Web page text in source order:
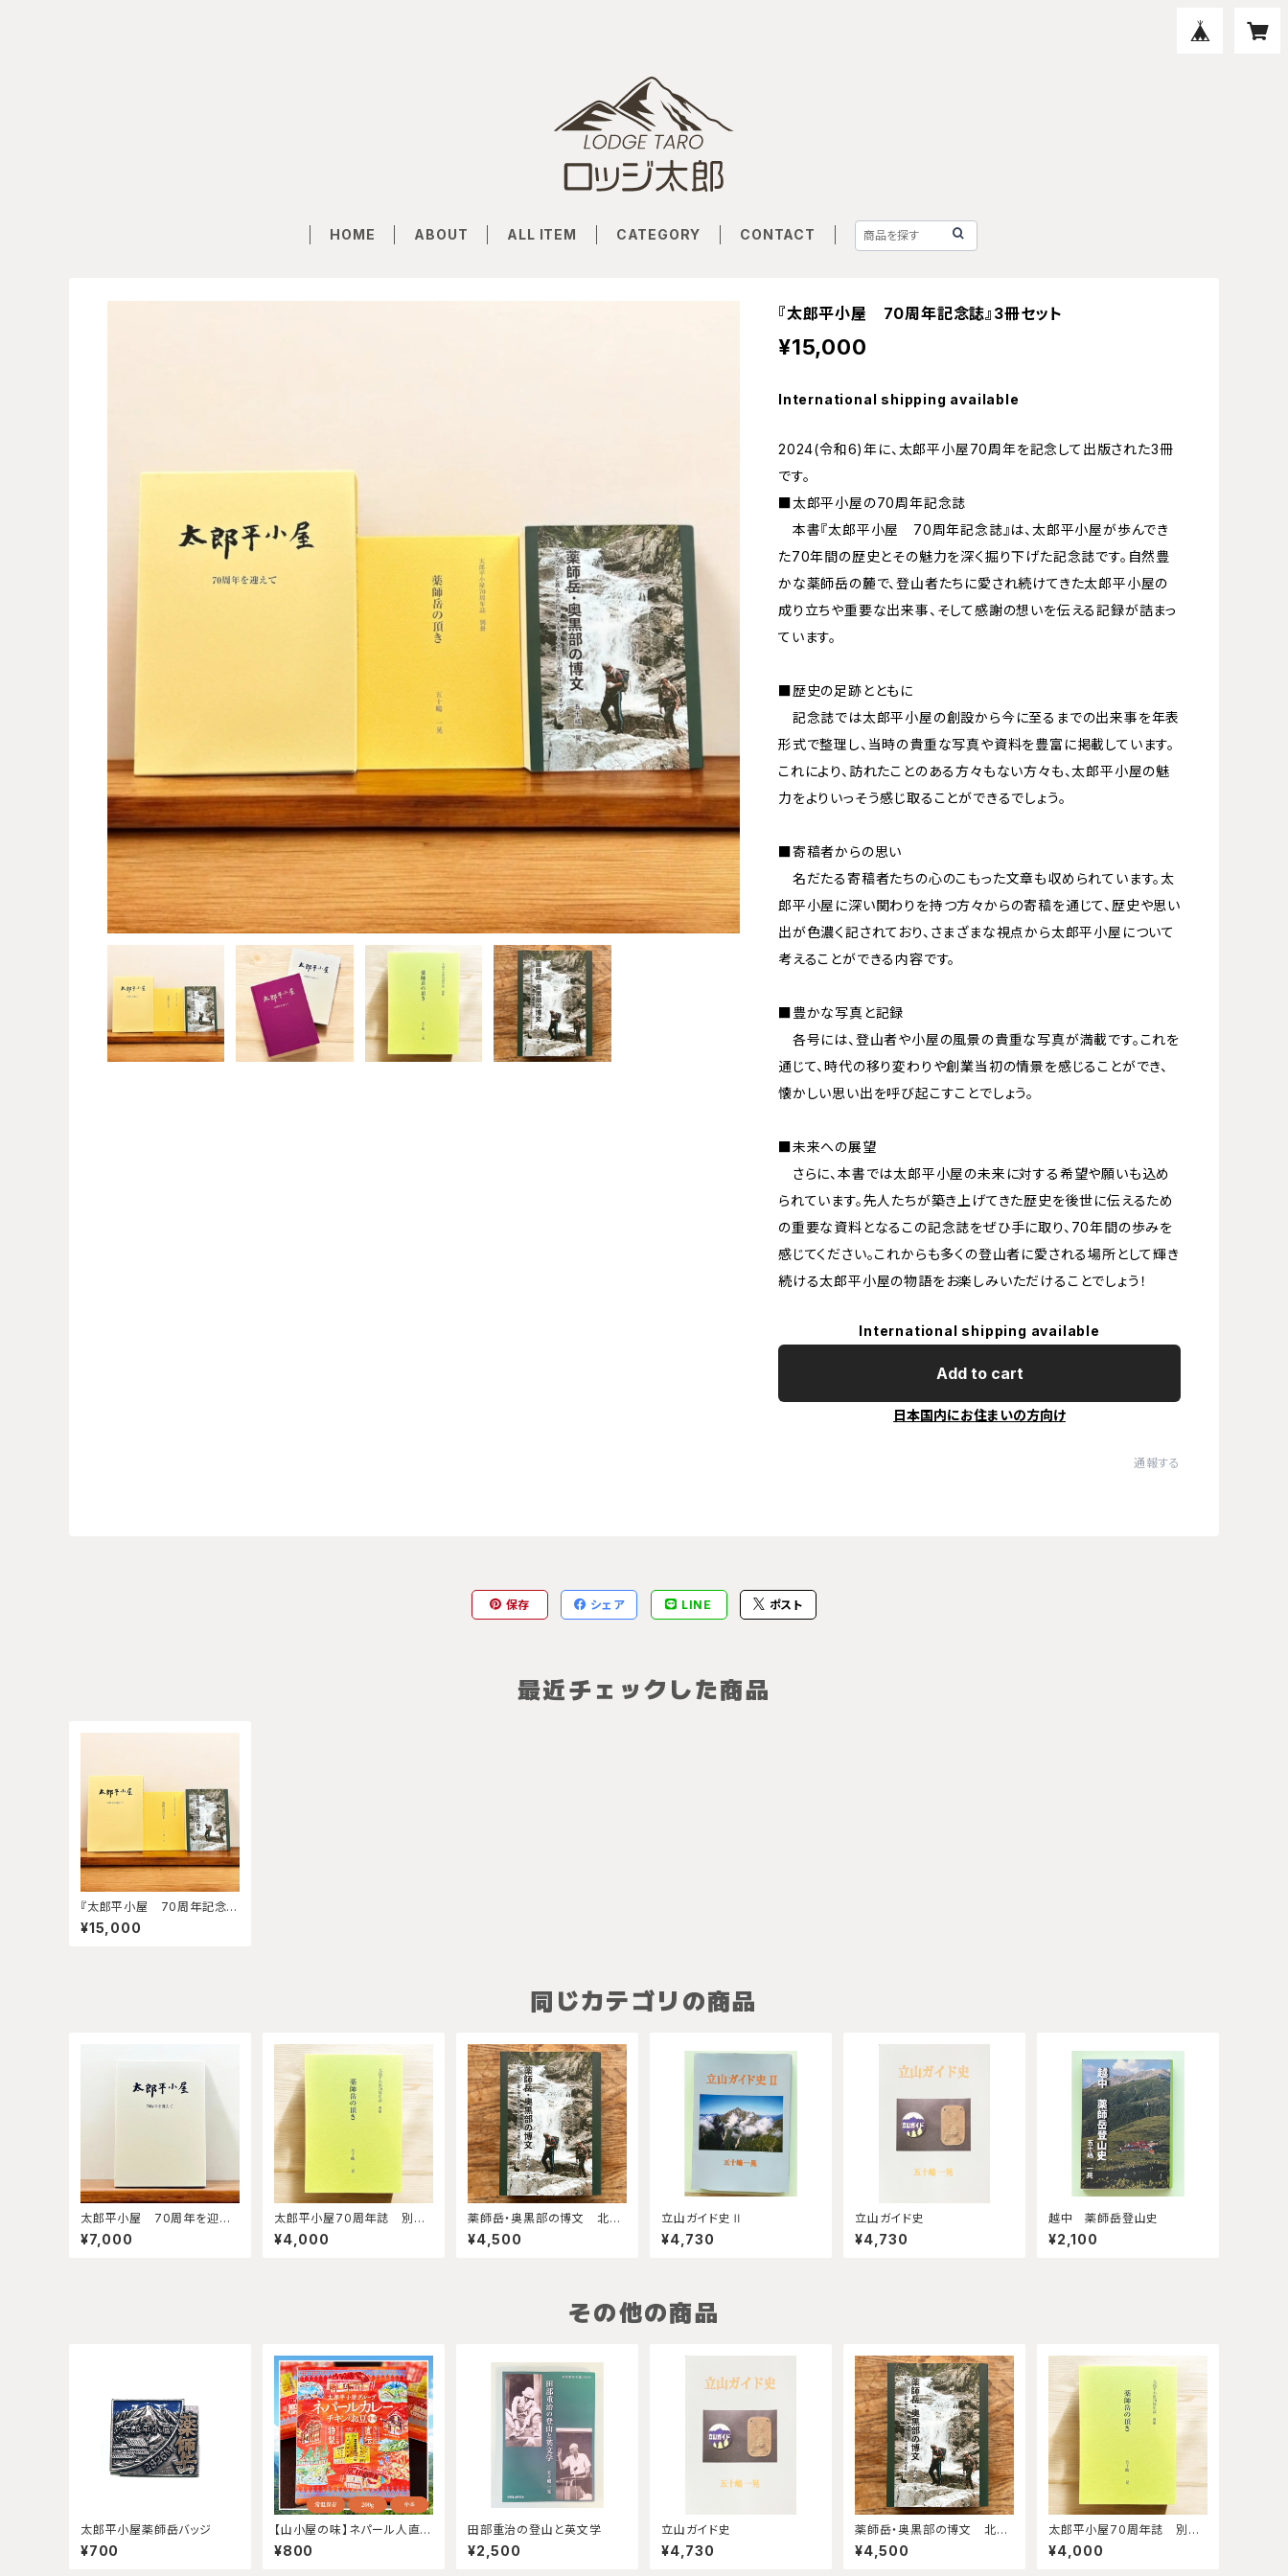
HOME ABOUT ALL ITEM CATEGORY CONTACT
『太郎平小屋 70周年記念誌』3冊セット
¥15,000
International shipping available
2024(令和6)年に、太郎平小屋70周年を記念して出版された3冊
です。
■太郎平小屋の70周年記念誌
本書『太郎平小屋 70周年記念誌』は、太郎平小屋が歩んでき
た70年間の歴史とその魅力を深く掘り下げた記念誌です。自然豊
かな薬師岳の麓で、登山者たちに愛され続けてきた太郎平小屋の
成り立ちや重要な出来事、そして感謝の想いを伝える記録が詰まっ
ています。
■歴史の足跡とともに
記念誌では太郎平小屋の創設から今に至るまでの出来事を年表
形式で整理し、当時の貴重な写真や資料を豊富に掲載しています。
これにより、訪れたことのある方々もない方々も、太郎平小屋の魅
力をよりいっそう感じ取ることができるでしょう。
■寄稿者からの思い
名だたる寄稿者たちの心のこもった文章も収められています。太
郎平小屋に深い関わりを持つ方々からの寄稿を通じて、歴史や思い
出が色濃く記されており、さまざまな視点から太郎平小屋について
考えることができる内容です。
■豊かな写真と記録
各号には、登山者や小屋の風景の貴重な写真が満載です。これを
通じて、時代の移り変わりや創業当初の情景を感じることができ、
懐かしい思い出を呼び起こすことでしょう。
■未来への展望
さらに、本書では太郎平小屋の未来に対する希望や願いも込め
られています。先人たちが築き上げてきた歴史を後世に伝えるため
の重要な資料となるこの記念誌をぜひ手に取り、70年間の歩みを
感じてください。これからも多くの登山者に愛される場所として輝き
続ける太郎平小屋の物語をお楽しみいただけることでしょう！
International shipping available
Add to cart
日本国内にお住まいの方向け
通報する
保存 シェア LINE ポスト
最近チェックした商品
『太郎平小屋 70周年記念
誌』3冊セット
¥15,000
同じカテゴリの商品
太郎平小屋 70周年を迎え
て
¥7,000
太郎平小屋70周年誌 別
冊 『薬師岳の頂き』
¥4,000
薬師岳・奥黒部の博文 北ア
ルプスど真ん中の自然と人を
守る太郎平小屋グループのオ
¥4,500
立山ガイド史Ⅱ
¥4,730
立山ガイド史
¥4,730
越中 薬師岳登山史
¥2,100
その他の商品
太郎平小屋薬師岳バッジ
¥700
【山小屋の味】ネパール人直伝
手作りスパイスカレー（200
g・中辛）
¥800
田部重治の登山と英文学
¥2,500
立山ガイド史
¥4,730
薬師岳・奥黒部の博文 北ア
ルプスど真ん中の自然と人を
守る太郎平小屋グループのオ
¥4,500
太郎平小屋70周年誌 別
冊 『薬師岳の頂き』
¥4,000